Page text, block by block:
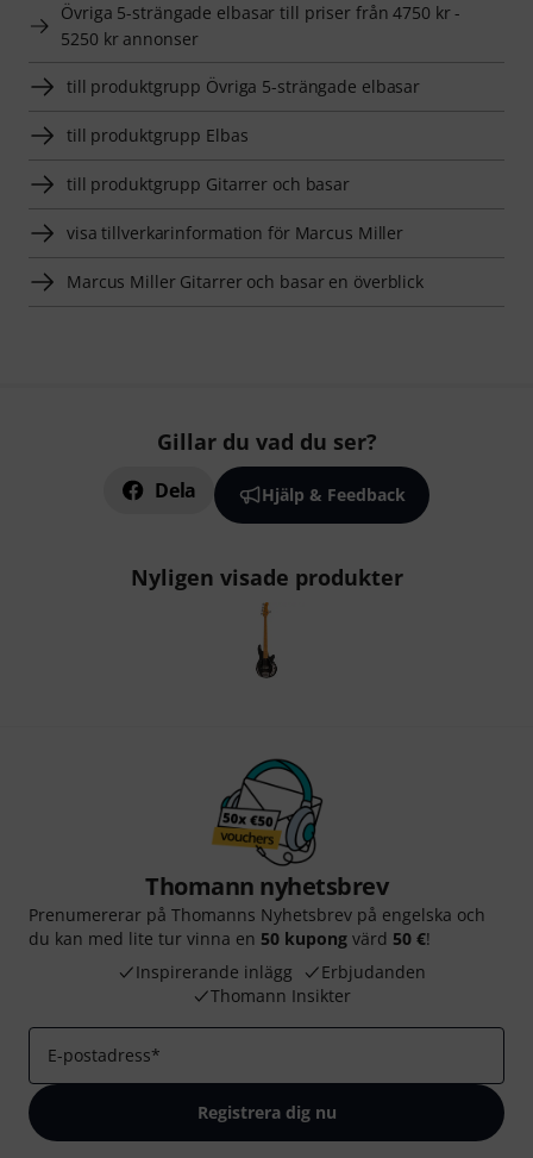
Övriga 5-strängade elbasar till priser från 4750 kr -
5250 kr annonser
till produktgrupp Övriga 5-strängade elbasar
till produktgrupp Elbas
till produktgrupp Gitarrer och basar
visa tillverkarinformation för Marcus Miller
Marcus Miller Gitarrer och basar en överblick
Gillar du vad du ser?
Dela Hjälp & Feedback
Nyligen visade produkter
Thomann nyhetsbrev
Prenumererar på Thomanns Nyhetsbrev på engelska och
du kan med lite tur vinna en 50 kupong värd 50 €!
Inspirerande inlägg
Erbjudanden
Thomann Insikter
E-postadress*
Registrera dig nu